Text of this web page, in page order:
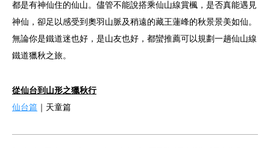
都是有神仙住的仙山。儘管不能說搭乘仙山線賞楓，是否真能遇見
神仙，卻足以感受到奧羽山脈及稍遠的藏王蓮峰的秋景景美如仙。
無論你是鐵道迷也好，是山友也好，都蠻推薦可以規劃一趟仙山線
鐵道獵秋之旅。
從仙台到山形之獵秋行
仙台篇 ｜天童篇